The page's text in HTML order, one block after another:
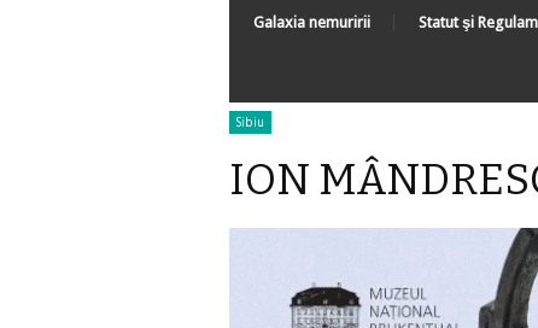
Galaxia nemuririi Statut şi
Sibiu
ION